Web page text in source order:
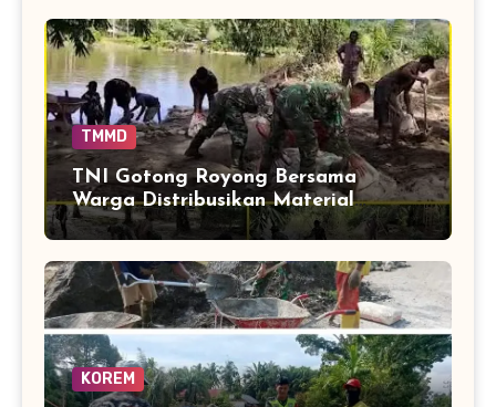
TMMD
TNI Gotong Royong Bersama
Warga Distribusikan Material
Jembatan Perintis Cibubukan–
Serasah
KOREM